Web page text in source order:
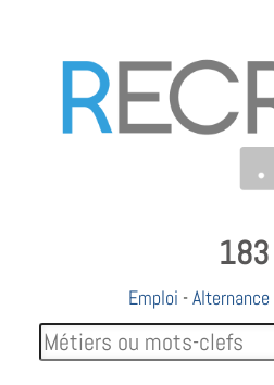
183
Emploi -Alternance